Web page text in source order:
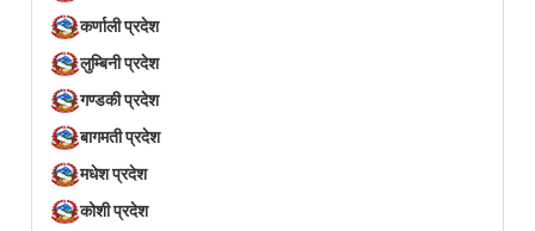
कर्णाली प्रदेश
लुम्बिनी प्रदेश
गण्डकी प्रदेश
बागमती प्रदेश
मधेश प्रदेश
कोशी प्रदेश